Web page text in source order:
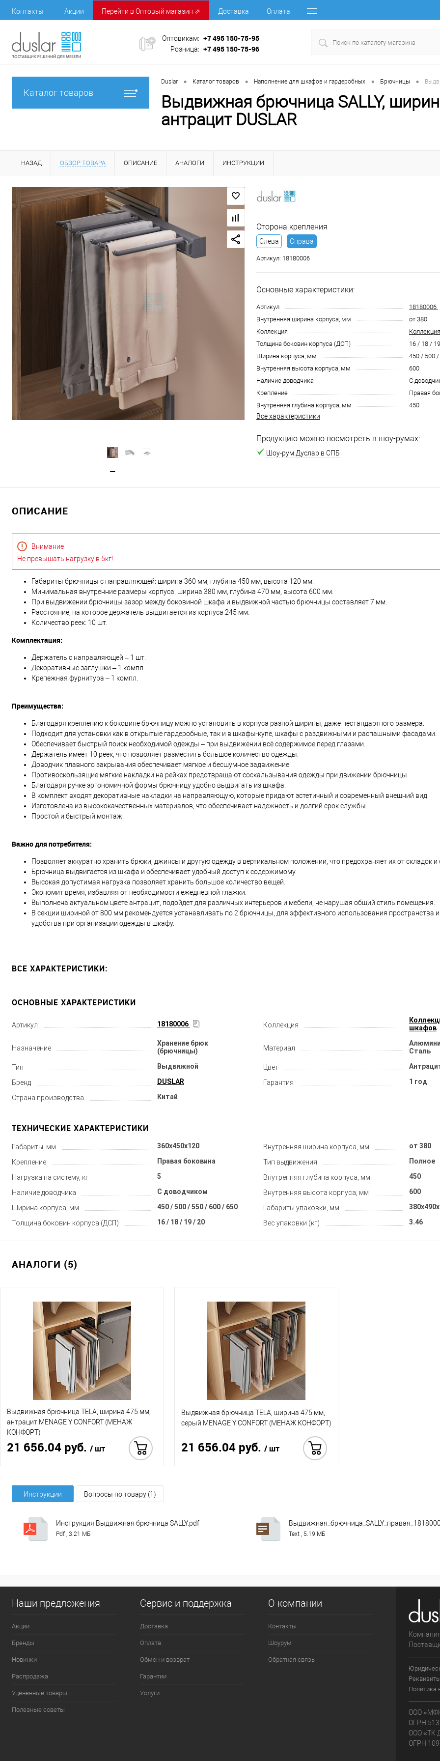
Контакты Акции Перейти в Оптовый магазин ⇗ Доставка Оплата
Оптовикам: +7 495 150-75-95
Розница: +7 495 150-75-96
Каталог товаров
Duslar • Каталог товаров • Наполнение для шкафов и гардеробных • Брючницы •
Выдвижная брючница SALLY,
антрацит DUSLAR
НАЗАД ОБЗОР ТОВАРА ОПИСАНИЕ АНАЛОГИ ИНСТРУКЦИИ
Сторона крепления
Слева Справа
Артикул: 18180006
Основные характеристики:
Артикул
18180006
Внутренняя ширина корпуса, мм
от 380
Коллекция
Толщина боковин корпуса (ДСП)
16 / 18 /
Ширина корпуса, мм
450 / 500
Внутренняя высота корпуса, мм
600
Наличие доводчика
С
Крепление
Правая
Внутренняя глубина корпуса, мм
450
Все характеристики
Продукцию можно посмотреть в шоу-румах:
Шоу-рум Дуслар в СПБ
ОПИСАНИЕ
Внимание
Не превышать нагрузку в 5кг!
Габариты брючницы с направляющей: ширина 360 мм, глубина 450 мм, высота 120 мм.
Минимальная внутренние размеры корпуса: ширина 380 мм, глубина 470 мм, высота 600 мм.
При выдвижении брючницы зазор между боковиной шкафа и выдвижной частью брючницы составляет 7 мм.
Расстояние, на которое держатель выдвигается из корпуса 245 мм.
Количество реек: 10 шт.
Комплектация:
Держатель с направляющей – 1 шт.
Декоративные заглушки – 1 компл.
Крепежная фурнитура – 1 компл.
Преимущества:
Благодаря креплению к боковине брючницу можно установить в корпуса разной ширины, даже нестандартного размера.
Подходит для установки как в открытые гардеробные, так и в шкафы-купе, шкафы с раздвижными и распашными фасадами.
Обеспечивает быстрый поиск необходимой одежды – при выдвижении всё содержимое перед глазами.
Держатель имеет 10 реек, что позволяет разместить большое количество одежды.
Доводчик плавного закрывания обеспечивает мягкое и бесшумное задвижение.
Противоскользящие мягкие накладки на рейках предотвращают соскальзывания одежды при движении брючницы.
Благодаря ручке эргономичной формы брючницу удобно выдвигать из шкафа.
В комплект входят декоративные накладки на направляющую, которые придают эстетичный и современный внешний вид.
Изготовлена из высококачественных материалов, что обеспечивает надежность и долгий срок службы.
Простой и быстрый монтаж.
Важно для потребителя:
Позволяет аккуратно хранить брюки, джинсы и другую одежду в вертикальном положении, что предохраняет их от складок
Брючница выдвигается из шкафа и обеспечивает удобный доступ к содержимому.
Высокая допустимая нагрузка позволяет хранить большое количество вещей.
Экономит время, избавляя от необходимости ежедневной глажки.
Выполнена актуальном цвете антрацит, подойдет для различных интерьеров и мебели, не нарушая общий стиль помещения.
В секции шириной от 800 мм рекомендуется устанавливать по 2 брючницы, для эффективного использования пространства
удобства при организации одежды в шкафу.
ВСЕ ХАРАКТЕРИСТИКИ:
ОСНОВНЫЕ ХАРАКТЕРИСТИКИ
Артикул 18180006 Коллекция
шкафов
Назначение
Хранение брюк
(брючницы)
Материал
Сталь
Тип Выдвижной Цвет
Бренд DUSLAR Гарантия 1 год
Страна производства Китай
ТЕХНИЧЕСКИЕ ХАРАКТЕРИСТИКИ
Габариты, мм 360x450x120 Внутренняя ширина корпуса, мм от 380
Крепление Правая боковина Тип выдвижения Полное
Нагрузка на систему, кг 5 Внутренняя глубина корпуса, мм 450
Наличие доводчика С доводчиком Внутренняя высота корпуса, мм 600
Ширина корпуса, мм 450 / 500 / 550 / 600 / 650 Габариты упаковки, мм
Толщина боковин корпуса (ДСП) 16 / 18 / 19 / 20 Вес упаковки (кг) 3.46
АНАЛОГИ (5)
Выдвижная брючница TELA, ширина 475 мм,
антрацит MENAGE Y CONFORT (МЕНАЖ
КОНФОРТ)
21 656.04 руб. / шт
Выдвижная брючница TELA, ширина 475 мм,
серый MENAGE Y CONFORT (МЕНАЖ КОНФОРТ)
21 656.04 руб. / шт
Инструкции Вопросы по товару (1)
Инструкция Выдвижная брючница SALLY.pdf
Pdf , 3.21 МБ Text , 5.19 МБ
Наши предложения
Акции
Бренды
Новинки
Распродажа
Уценённые товары
Полезные советы
Сервис и поддержка
Доставка
Оплата
Обмен и возврат
Гарантии
Услуги
О компании
Контакты
Шоурум
Обратная связь
Политика
ООО
ОГРН
ООО «ТК
ОГРН